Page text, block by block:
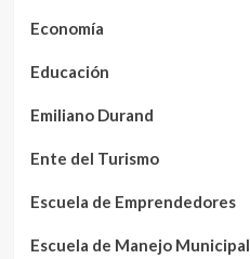
Economía
Educación
Emiliano Durand
Ente del Turismo
Escuela de Emprendedores
Escuela de Manejo Municipal